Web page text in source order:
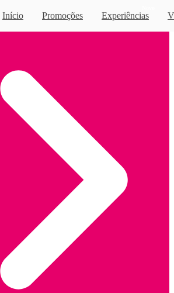
Início Promoções Experiências